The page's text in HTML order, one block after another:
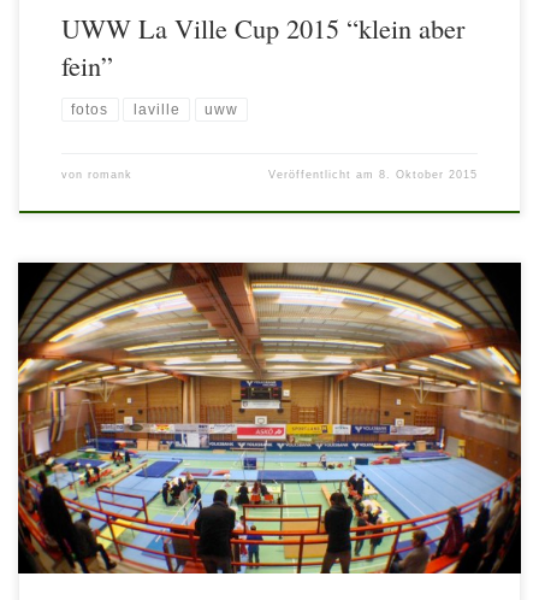
UWW La Ville Cup 2015 “klein aber
fein”
fotos laville uww
von romank Veröffentlicht am8. Oktober 2015
ASKÖ Bundesmeisterschaften und int. Gänserndorfcup super
Ergebnisse: Kinder 2: 1. Elvis Baccolini, 2. Mark Malach Jugend 3: 3.
Bruno Baccolini Jugend 1: 2. Jonathan Brecht Internationale Klasse: 2
. Platz: Richard Palicka, 5. Filip Grgic-Ivankovic Bravo Burschen!